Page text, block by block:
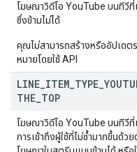
โฆษณาวิดีโอ YouTube บนทีวีที่
ซึ่งข้ามไม่ได้
คุณไม่สามารถสร้างหรืออัปเดต
หมายโดยใช้ API
LINE ITEM TYPE
THE TOP
โฆษณาวิดีโอ YouTube บนทีวี
การเข้าถึงผู้ใช้ที่ไม่ซ้ำมากขึ้นด้